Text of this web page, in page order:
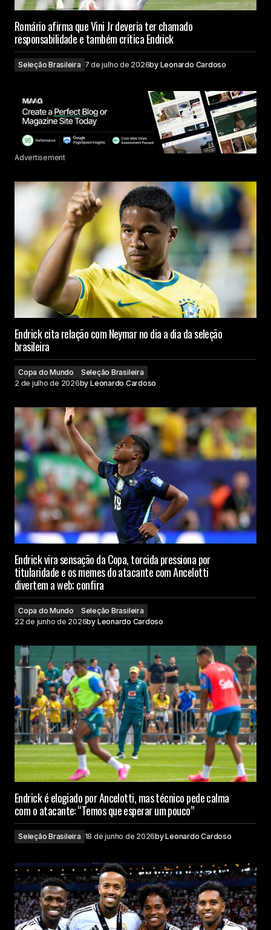
Romário afirma que Vini Jr deveria ter chamado
responsabilidade e também critica Endrick
Seleção Brasileira 7 de julho de 2026by Leonardo Cardoso
Advertisement
Endrick cita relação com Neymar no dia a dia da seleção
brasileira
Copa do Mundo
Seleção Brasileira
2 de julho de 2026by Leonardo Cardoso
Endrick vira sensação da Copa, torcida pressiona por
titularidade e os memes do atacante com Ancelotti
divertem a web; confira
Copa do Mundo
Seleção Brasileira
22 de junho de 2026by Leonardo Cardoso
Endrick é elogiado por Ancelotti, mas técnico pede calma
com o atacante: “Temos que esperar um pouco”
Seleção Brasileira 18 de junho de 2026byLeonardo Cardoso